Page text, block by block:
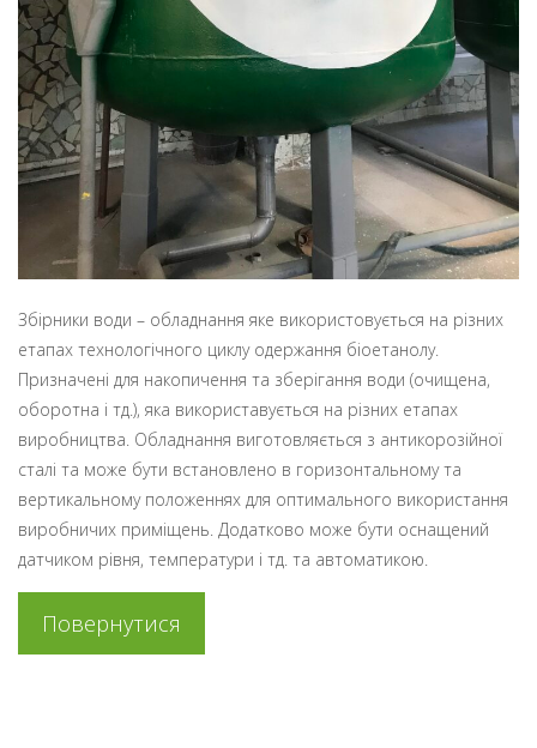
Збірники води – обладнання яке використовується на різних
етапах технологічного циклу одержання біоетанолу.
Призначені для накопичення та зберігання води (очищена,
оборотна і тд.), яка використавується на різних етапах
виробництва. Обладнання виготовляється з антикорозійної
сталі та може бути встановлено в горизонтальному та
вертикальному положеннях для оптимального використання
виробничих приміщень. Додатково може бути оснащений
датчиком рівня, температури і тд. та автоматикою.
Повернутися